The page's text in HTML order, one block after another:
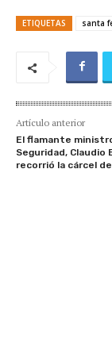
ETIQUETAS santa
Artículo anterior
El flamante
Seguridad, Claudio
recorrió la cárcel